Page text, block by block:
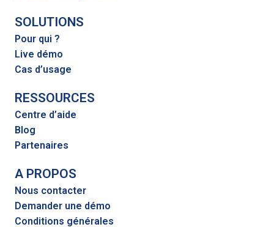
SOLUTIONS
Pour qui ?
Live démo
Cas d’usage
RESSOURCES
Centre d’aide
Blog
Partenaires
A PROPOS
Nous contacter
Demander une démo
Conditions générales